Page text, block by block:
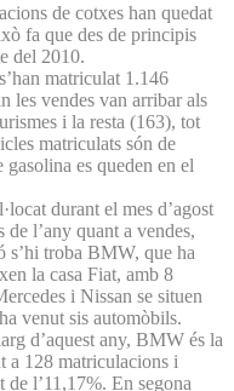
de cotxes han quedat
fa que des de principis
del 2010.
matriculat 1.146
les vendes van arribar als
i la resta (163), tot
matriculats són de
es queden en el
durant el mes d’agost
l’any quant a vendes,
s’hi troba BMW, que ha
la casa Fiat, amb 8
i Nissan se situen
venut sis automòbils.
d’aquest any, BMW és la
a 128 matriculacions i
de l’11,17%. En segona